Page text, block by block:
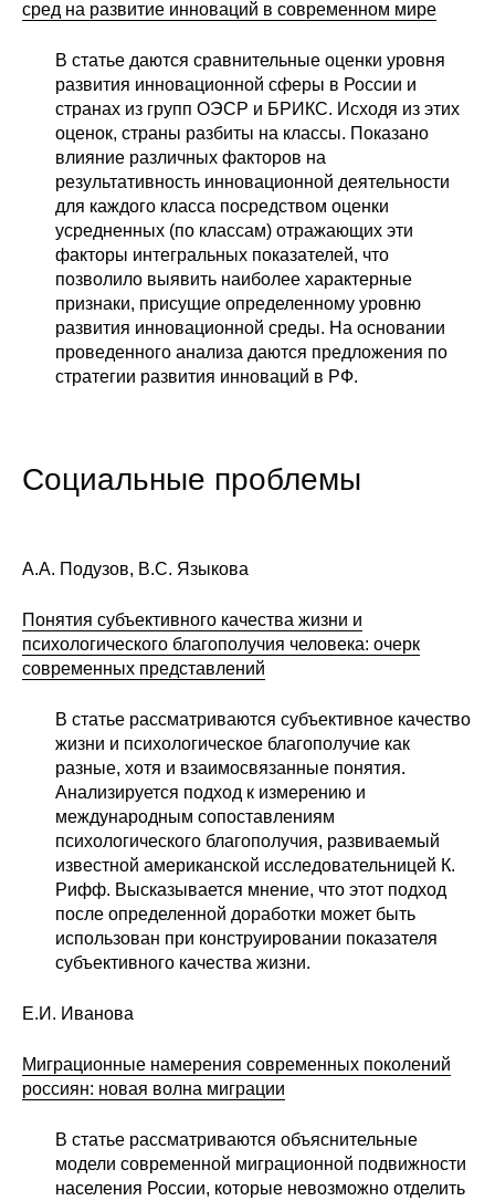
сред на развитие инноваций в современном мире
В статье даются сравнительные оценки уровня
развития инновационной сферы в России и
странах из групп ОЭСР и БРИКC. Исходя из этих
оценок, страны разбиты на классы. Показано
влияние различных факторов на
результативность инновационной деятельности
для каждого класса посредством оценки
усредненных (по классам) отражающих эти
факторы интегральных показателей, что
позволило выявить наиболее характерные
признаки, присущие определенному уровню
развития инновационной среды. На основании
проведенного анализа даются предложения по
стратегии развития инноваций в РФ.
Социальные проблемы
А.А. Подузов, В.С. Языкова
Понятия субъективного качества жизни и
психологического благополучия человека: очерк
современных представлений
В статье рассматриваются субъективное качество
жизни и психологическое благополучие как
разные, хотя и взаимосвязанные понятия.
Анализируется подход к измерению и
международным сопоставлениям
психологического благополучия, развиваемый
известной американской исследовательницей К.
Рифф. Высказывается мнение, что этот подход
после определенной доработки может быть
использован при конструировании показателя
субъективного качества жизни.
Е.И. Иванова
Миграционные намерения современных поколений
россиян: новая волна миграции
В статье рассматриваются объяснительные
модели современной миграционной подвижности
населения России, которые невозможно отделить